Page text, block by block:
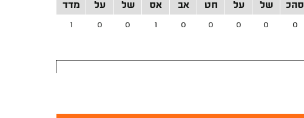
סהכ של על חט אב אס של על מדד
0
0
0
0
0
1
0
0
1